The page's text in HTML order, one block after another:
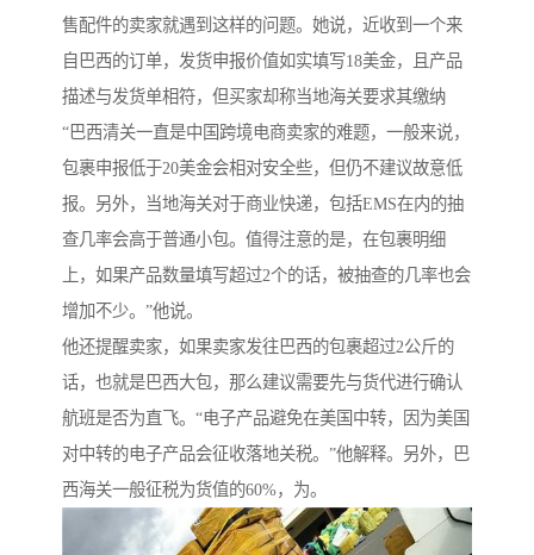
售配件的卖家就遇到这样的问题。她说，近收到一个来
自巴西的订单，发货申报价值如实填写18美金，且产品
描述与发货单相符，但买家却称当地海关要求其缴纳
“巴西清关一直是中国跨境电商卖家的难题，一般来说，
包裹申报低于20美金会相对安全些，但仍不建议故意低
报。另外，当地海关对于商业快递，包括EMS在内的抽
查几率会高于普通小包。值得注意的是，在包裹明细
上，如果产品数量填写超过2个的话，被抽查的几率也会
增加不少。”他说。
他还提醒卖家，如果卖家发往巴西的包裹超过2公斤的
话，也就是巴西大包，那么建议需要先与货代进行确认
航班是否为直飞。“电子产品避免在美国中转，因为美国
对中转的电子产品会征收落地关税。”他解释。另外，巴
西海关一般征税为货值的60%，为。